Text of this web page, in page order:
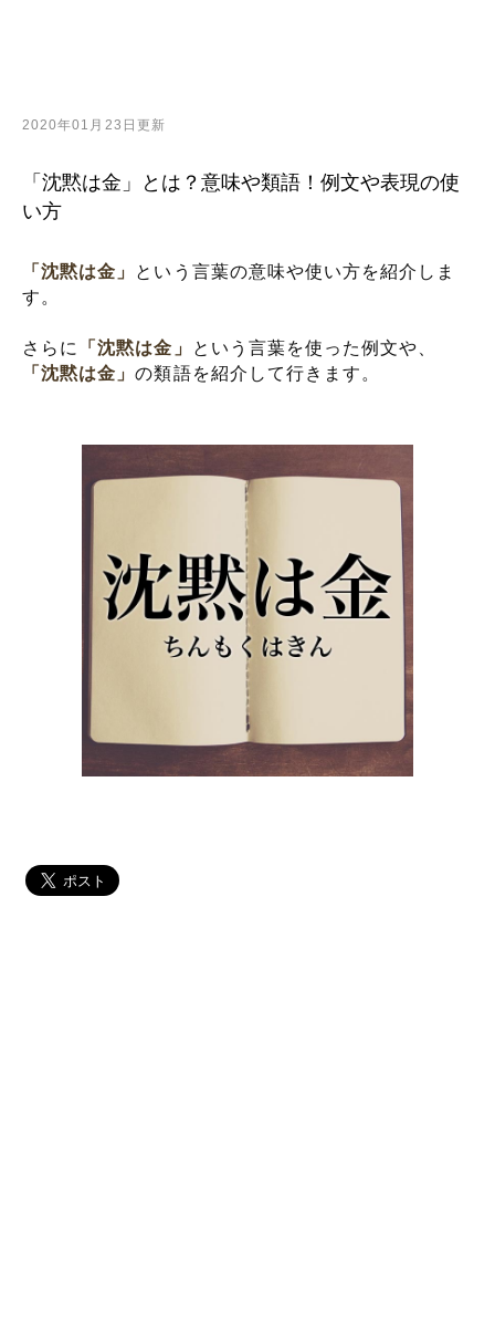
2020年01月23日更新
「沈黙は金」とは？意味や類語！例文や表現の使
い方
「沈黙は金」 という言葉の意味や使い方を紹介しま
す。
さらに 「沈黙は金」
という言葉を使った例文や、
「沈黙は金」の類語を紹介して行きます。